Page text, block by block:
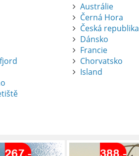
Austrálie
Černá Hora
Česká republika
Dánsko
Francie
Chorvatsko
Island
jak pohodlně